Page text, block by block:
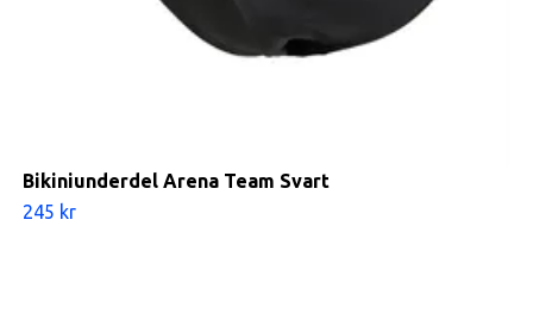
Bikiniunderdel Arena Team Svart
245 kr